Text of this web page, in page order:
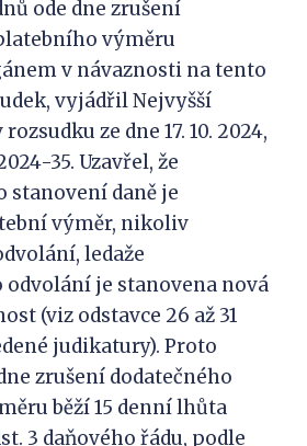
ode dne zrušení
výměru
v návaznosti na tento
vyjádřil Nejvyšší
ze dne 17. 10. 2024,
35. Uzavřel, že
stanovení daně je
výměr, nikoliv
ledaže
je stanovena nová
(viz odstavce 26 až 31
judikatury). Proto
zrušení dodatečného
běží 15 denní lhůta
3 daňového řádu, podle